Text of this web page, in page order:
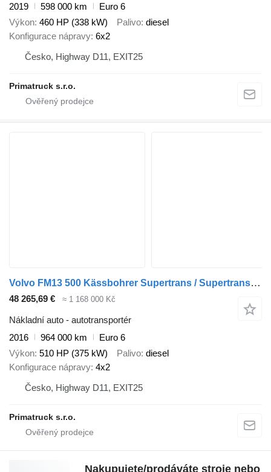
2019
598 000 km
Euro 6
Výkon 460 HP (338 kW) Palivo diesel
Konfigurace nápravy 6x2
Česko, Highway D11, EXIT25
Primatruck s.r.o.
Volvo FM13 500 Kässbohrer Supertrans / Supertrans + přívěs autotransportér
48 265,69 € ≈ 1 168 000 Kč
Nákladní auto - autotransportér
2016
964 000 km
Euro 6
Výkon 510 HP (375 kW) Palivo diesel
Konfigurace nápravy 4x2
Česko, Highway D11, EXIT25
Primatruck s.r.o.
Nakupujete/prodáváte stroje nebo